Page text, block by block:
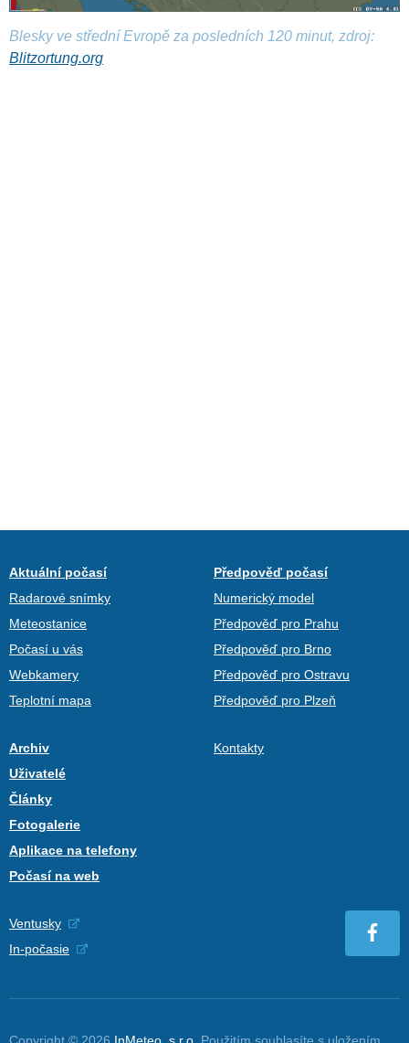
Blesky ve střední Evropě za posledních 120 minut, zdroj:
Blitzortung.org
Aktuální počasí
Radarové snímky
Meteostanice
Počasí u vás
Webkamery
Teplotní mapa
Předpověď počasí
Numerický model
Předpověď pro Prahu
Předpověď pro Brno
Předpověď pro Ostravu
Předpověď pro Plzeň
Archiv
Uživatelé
Články
Fotogalerie
Aplikace na telefony
Počasí na web
Kontakty
Ventusky
In-počasie
Copyright © 2026 InMeteo, s.r.o. Použitím souhlasíte s uložením